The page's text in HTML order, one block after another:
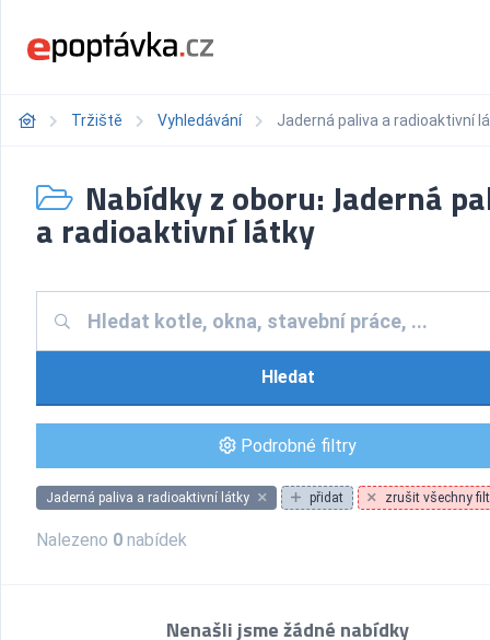
Tržiště Vyhledávání Jaderná paliva a radioaktivní
Nabídky z oboru: Jaderná
a radioaktivní látky
Hledat
Podrobné filtry
Jaderná paliva a radioaktivní látky přidat zrušit všechny
Nalezeno 0 nabídek
Nenašli jsme žádné nabídky